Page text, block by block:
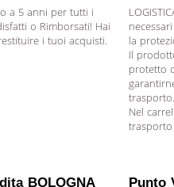
a 5 anni per tutti i
o Rimborsati! Hai
i tuoi acquisti.
la
Il
protetto
trasporto.
Nel
BOLOGNA Punto